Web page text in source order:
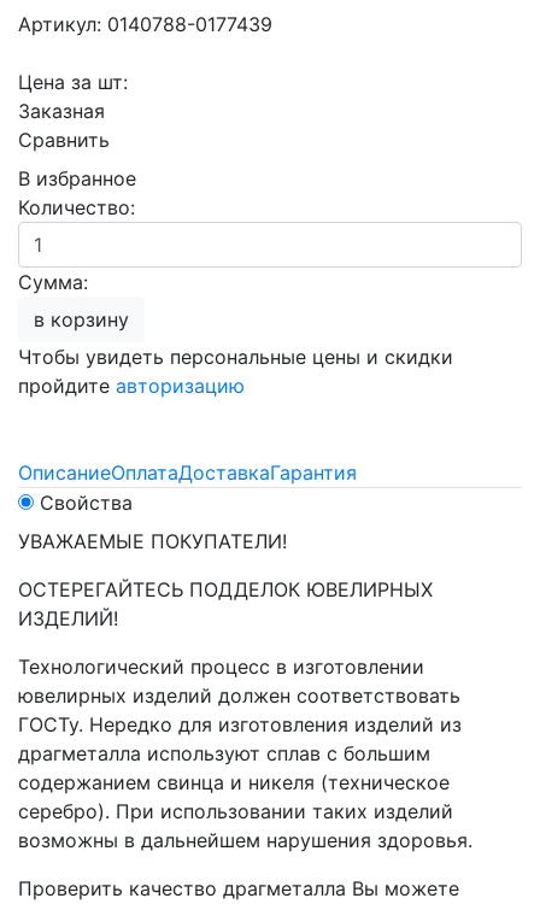
Артикул: 0140788-0177439
Цена за шт:
Заказная
Сравнить
В избранное
Количество:
Сумма:
в корзину
Чтобы увидеть персональные цены и скидки
пройдите авторизацию
ОписаниеОплатаДоставкаГарантия
Свойства
УВАЖАЕМЫЕ ПОКУПАТЕЛИ!
ОСТЕРЕГАЙТЕСЬ ПОДДЕЛОК ЮВЕЛИРНЫХ
ИЗДЕЛИЙ!
Технологический процесс в изготовлении
ювелирных изделий должен соответствовать
ГОСТу. Нередко для изготовления изделий из
драгметалла используют сплав с большим
содержанием свинца и никеля (техническое
серебро). При использовании таких изделий
возможны в дальнейшем нарушения здоровья.
Проверить качество драгметалла Вы можете